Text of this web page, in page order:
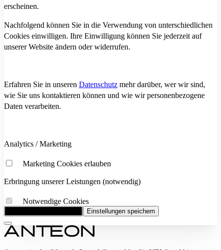
erscheinen.
Nachfolgend können Sie in die Verwendung von unterschiedlichen
Cookies einwilligen. Ihre Einwilligung können Sie jederzeit auf
unserer Website ändern oder widerrufen.
Erfahren Sie in unseren Datenschutz mehr darüber, wer wir sind,
wie Sie uns kontaktieren können und wie wir personenbezogene
Daten verarbeiten.
Analytics / Marketing
Marketing Cookies erlauben
Erbringung unserer Leistungen (notwendig)
Notwendige Cookies
Einstellungen speichern